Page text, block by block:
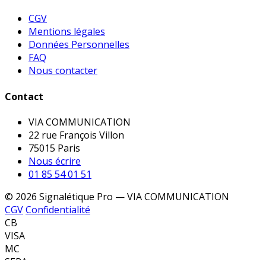
CGV
Mentions légales
Données Personnelles
FAQ
Nous contacter
Contact
VIA COMMUNICATION
22 rue François Villon
75015 Paris
Nous écrire
01 85 54 01 51
© 2026 Signalétique Pro — VIA COMMUNICATION
CGVConfidentialité
CB
VISA
MC